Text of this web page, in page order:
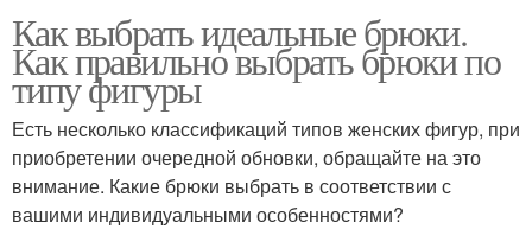
Как выбрать идеальные брюки.
Как правильно выбрать брюки по
типу фигуры
Есть несколько классификаций типов женских фигур, при
приобретении очередной обновки, обращайте на это
внимание. Какие брюки выбрать в соответствии с
вашими индивидуальными особенностями?